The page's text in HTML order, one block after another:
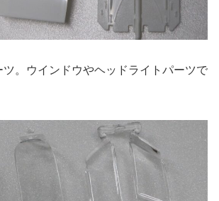
ツ。ウインドウやヘッドライトパーツで